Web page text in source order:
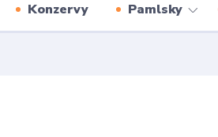
Konzervy Pamlsky